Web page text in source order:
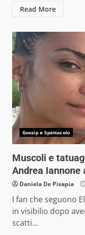
Read More
Gossip e Spettacolo
Muscoli e
Andrea
Daniela De Pisapia
I fan che seguono
in visibilio dopo
scatti...